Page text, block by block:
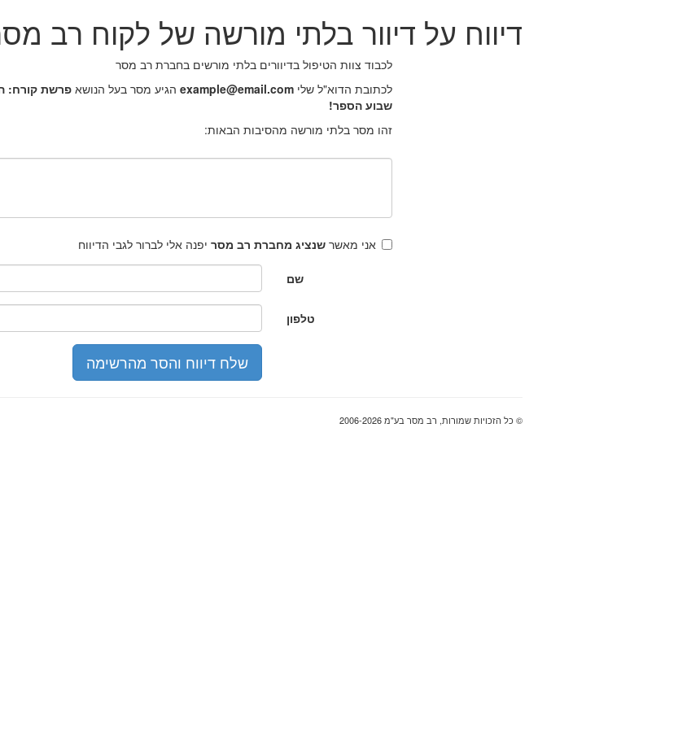
דיווח על דיוור בלתי מורשה של לקוח רב
לכבוד צוות הטיפול בדיוורים בלתי מורשים בחברת רב מסר
לכתובת הדוא"ל שלי example@email.comהגיע מסר בעל הנושאפרשת קורח:
שבוע הספר!
זהו מסר בלתי מורשה מהסיבות הבאות:
אני מאשר שנציג מחברת רב מסריפנה אלי לברור לגבי הדיווח
שם
טלפון
שלח דיווח והסר מהרשימה
© כל הזכויות שמורות, רב מסר בע"מ 2006-2026